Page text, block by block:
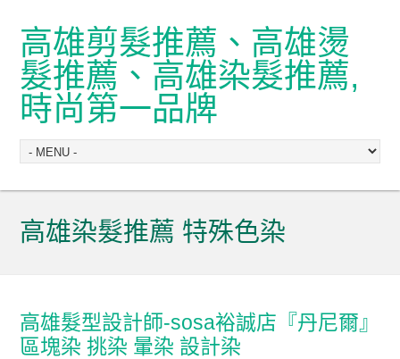
高雄剪髮推薦、高雄燙
髮推薦、高雄染髮推薦,
時尚第一品牌
高雄染髮推薦 特殊色染
高雄髮型設計師-sosa裕誠店『丹尼爾』
區塊染 挑染 暈染 設計染